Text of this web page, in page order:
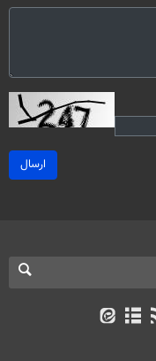
ارسال